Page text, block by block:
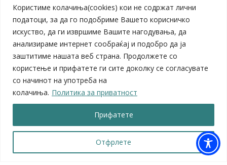
Користиме колачиња(cookies) кои не содржат лични
податоци, за да го подобриме Вашето корисничко
искуство, да ги извршиме Вашите нагодувања, да
анализираме интернет сообраќај и подобро да ја
заштитиме нашата веб страна. Продолжете со
користење и прифатете ги сите доколку се согласувате
со начинот на употреба на
колачиња. Политика за приватност
Отфрлете
Прифатете
ЗЕЛС – Заедница на единиците на локална самоуправа
Центар за развој на Вардарски плански регион
Јавно комунално претпријатие „Дервен“
ЈПССО „Парк – спорт и паркинзи“
ЛБ „Гоце Делчев“
ЛУ „Народен Музеј“
Влада на Република Северна Македонија
Собрание на Република Северна Македонија
Министерство за финансии
Министерство за локална самоуправа
Министерство за дигитална трансформација
Министерство за јавна администрација
Министерство за образование и наука